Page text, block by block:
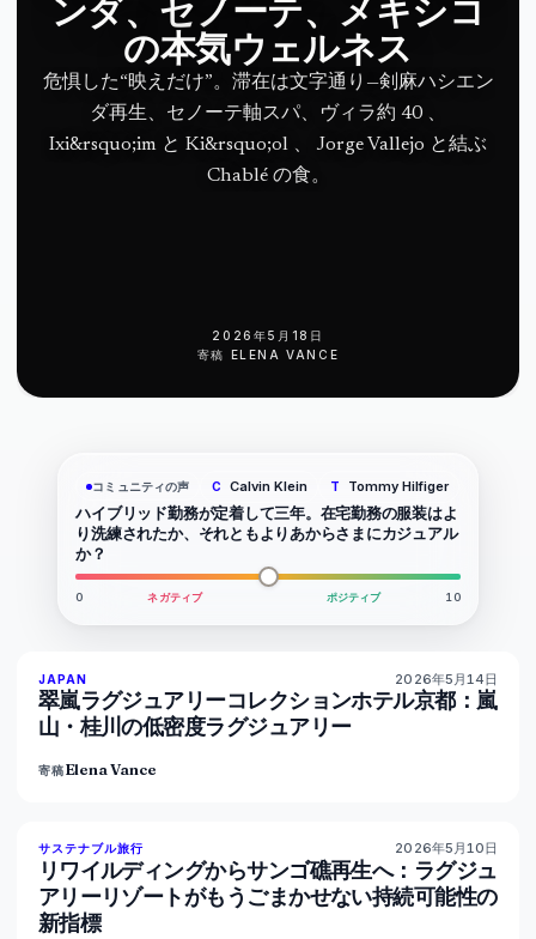
ンダ、セノーテ、メキシコ
の本気ウェルネス
危惧した“映えだけ”。滞在は文字通り—剣麻ハシエン
ダ再生、セノーテ軸スパ、ヴィラ約 40 、
Ixi&rsquo;im と Ki&rsquo;ol 、 Jorge Vallejo と結ぶ
Chablé の食。
2026年5月18日
寄稿 ELENA VANCE
コミュニティの声 C Calvin Klein T Tommy Hilfiger
ハイブリッド勤務が定着して三年。在宅勤務の服装はよ
り洗練されたか、それともよりあからさまにカジュアル
か？
0 ネガティブ ポジティブ 10
93% 44
JAPAN 2026年5月14日
翠嵐ラグジュアリーコレクションホテル京都：嵐
山・桂川の低密度ラグジュアリー
寄稿Elena Vance
86% 81
サステナブル旅行 2026年5月10日
リワイルディングからサンゴ礁再生へ：ラグジュ
アリーリゾートがもうごまかせない持続可能性の
新指標